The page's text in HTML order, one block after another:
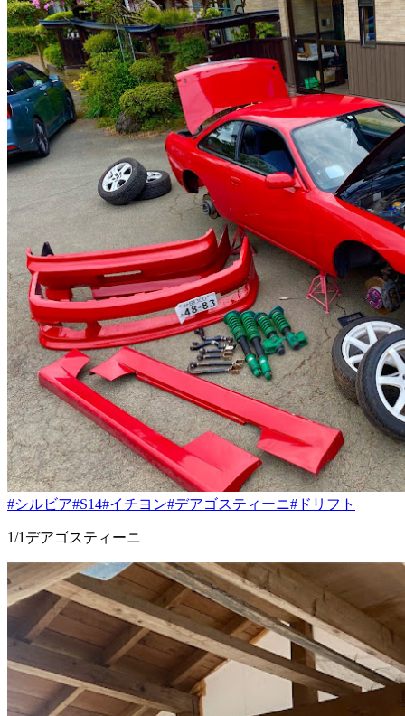
#シルビア#S14#イチヨン#デアゴスティーニ#ドリフト
1/1デアゴスティーニ